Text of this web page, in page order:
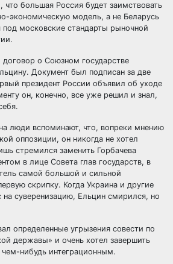
что большая Россия будет заимствовать
экономическую модель, а не Беларусь
под московские стандарты рыночной
о Союзном государстве
Документ был подписан за две
президент России объявил об уходе
он, конечно, все уже решил и знал,
люди вспоминают, что, вопреки мнению
оппозиции, он никогда не хотел
стремился заменить Горбачева
в лице Совета глав государств, в
самой большой и сильной
скрипку. Когда Украина и другие
на суверенизацию, Ельцин смирился, но
определенные угрызения совести по
державы» и очень хотел завершить
нибудь интеграционным.